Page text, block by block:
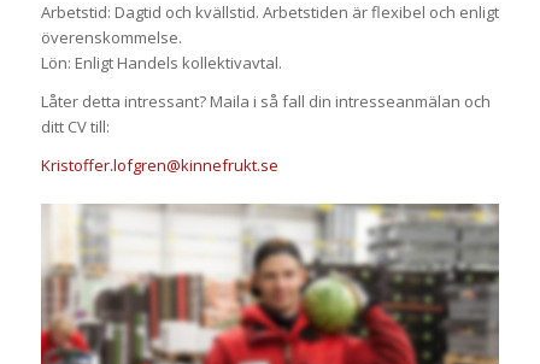
Arbetstid: Dagtid och kvällstid. Arbetstiden är flexibel och enligt
överenskommelse.
Lön: Enligt Handels kollektivavtal.
Låter detta intressant? Maila i så fall din intresseanmälan och
ditt CV till:
Kristoffer.lofgren@kinnefrukt.se